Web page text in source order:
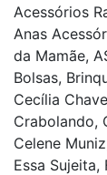
Acessórios
Anas
da Mamãe,
Bolsas,
Cecília
Crabolando,
Celene
Essa Sujeita,